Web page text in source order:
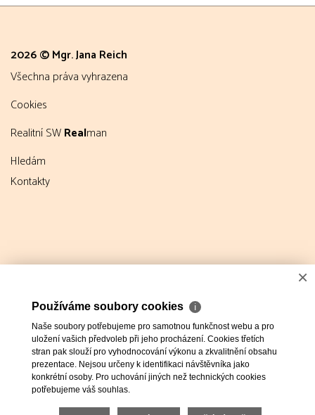
2026 © Mgr. Jana Reich
všechna práva vyhrazena
Cookies
Realitní SWRealman
Hledám
Kontakty
×
Používáme soubory cookies ℹ
Naše soubory potřebujeme pro samotnou funkčnost webu a pro
uložení vašich předvoleb při jeho procházení. Cookies třetích
stran pak slouží pro vyhodnocování výkonu a zkvalitnění obsahu
prezentace. Nejsou určeny k identifikaci návštěvníka jako
konkrétní osoby. Pro uchování jiných než technických cookies
potřebujeme váš souhlas.